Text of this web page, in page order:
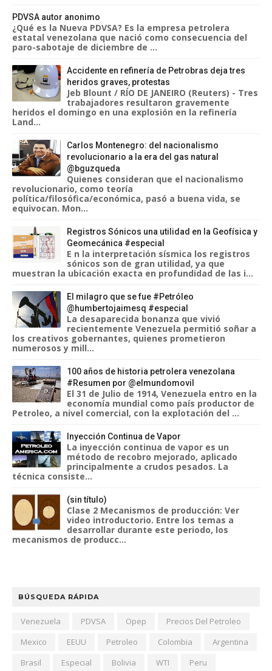
PDVSA autor anonimo
¿Qué es la Nueva PDVSA? Es la empresa petrolera
estatal venezolana que nació como consecuencia del
paro-sabotaje de diciembre de ...
Accidente en refinería de Petrobras deja tres
heridos graves, protestas
Jeb Blount / RÍO DE JANEIRO (Reuters) - Tres
trabajadores resultaron gravemente
heridos el domingo en una explosión en la refinería
Land...
Carlos Montenegro: del nacionalismo
revolucionario a la era del gas natural
@bguzqueda
Quienes consideran que el nacionalismo
revolucionario, como teoría
política/filosófica/económica, pasó a buena vida, se
equivocan. Mon...
Registros Sónicos una utilidad en la Geofísica y
Geomecánica #especial
E n la interpretación sísmica los registros
sónicos son de gran utilidad, ya que
muestran la ubicación exacta en profundidad de las i...
El milagro que se fue #Petróleo
@humbertojaimesq #especial
La desaparecida bonanza que vivió
recientemente Venezuela permitió soñar a
los creativos gobernantes, quienes prometieron
numerosos y mill...
100 años de historia petrolera venezolana
#Resumen por @elmundomovil
El 31 de Julio de 1914, Venezuela entro en la
economía mundial como país productor de
Petroleo, a nivel comercial, con la explotación del ...
Inyección Continua de Vapor
La inyección continua de vapor es un
método de recobro mejorado, aplicado
principalmente a crudos pesados. La
técnica consiste...
(sin título)
Clase 2 Mecanismos de producción: Ver
video introductorio. Entre los temas a
desarrollar durante este periodo, los
mecanismos de producc...
BÚSQUEDA RÁPIDA
Venezuela PDVSA Opep
Precios Del Petroleo
Mexico
EEUU Petroleo Colombia
Argentina
Brasil
Especial Bolivia WTI
Peru